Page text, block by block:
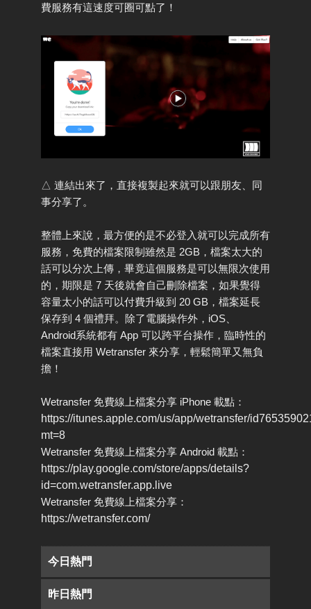
費服務有這速度可圈可點了！
△ 連結出來了，直接複製起來就可以跟朋友、同
事分享了。
整體上來說，最方便的是不必登入就可以完成所有
服務，免費的檔案限制雖然是 2GB，檔案太大的
話可以分次上傳，畢竟這個服務是可以無限次使用
的，期限是 7 天後就會自己刪除檔案，如果覺得
容量太小的話可以付費升級到 20 GB，檔案延長
保存到 4 個禮拜。除了電腦操作外，iOS、
Android系統都有 App 可以跨平台操作，臨時性的
檔案直接用 Wetransfer 來分享，輕鬆簡單又無負
擔！
Wetransfer 免費線上檔案分享 iPhone 載點：
https://itunes.apple.com/us/app/wetransfer/
mt=8
Wetransfer 免費線上檔案分享 Android 載點：
https://play.google.com/store/apps/details?
id=com.wetransfer.app.live
Wetransfer 免費線上檔案分享：
https://wetransfer.com/
今日熱門
昨日熱門